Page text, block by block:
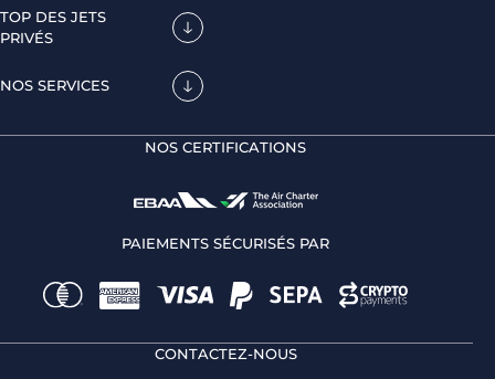
TOP DES JETS
PRIVÉS
NOS SERVICES
NOS CERTIFICATIONS
PAIEMENTS SÉCURISÉS PAR
CONTACTEZ-NOUS